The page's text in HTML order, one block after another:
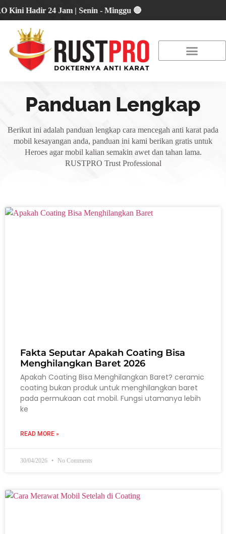
Hadir 24 Jam | Senin - Minggu 🔴
Panduan Lengkap
Berikut ini adalah panduan lengkap cara mencegah anti karat pada
mobil kesayangan anda, panduan ini kami berikan gratis untuk
Heroes agar mobil kalian semakin awet dan tahan lama.
RUSTPRO Trust Professional
Fakta Seputar Apakah Coating Bisa
Menghilangkan Baret 2026
Apakah Coating Bisa Menghilangkan Baret? ceramic
coating bukan produk untuk menghilangkan baret
pada permukaan cat mobil. Fungsi utamanya lebih
ke
READ MORE »
30/04/2026 No Comments